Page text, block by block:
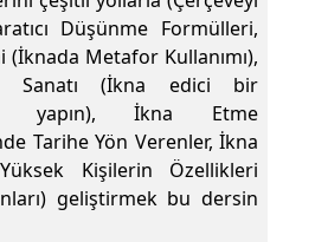
Düşünme Formülleri,
(İknada Metafor Kullanımı),
Sanatı (İkna edici bir
yapın), İkna Etme
Tarihe Yön Verenler, İkna
Kişilerin Özellikleri
geliştirmek bu dersin